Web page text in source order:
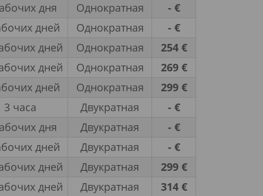
дня
Однократная
- €
дней
Однократная
- €
дней
Однократная
254 €
дней
Однократная
269 €
дней
Однократная
299 €
3 часа
Двукратная
- €
дня
Двукратная
- €
дней
Двукратная
- €
дней
Двукратная
299 €
дней
Двукратная
314 €